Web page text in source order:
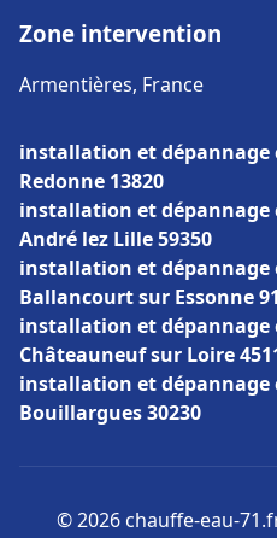
Zone intervention
Armentières, France
installation et dépannage
Redonne 13820
installation et dépannage
André lez Lille 59350
installation et dépannage
Ballancourt sur Essonne
installation et dépannage
Châteauneuf sur Loire
installation et dépannage
Bouillargues 30230
© 2026 chauffe-eau-